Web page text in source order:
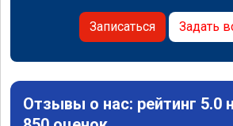
Записаться Задать
Отзывы о нас: рейтинг 5.0